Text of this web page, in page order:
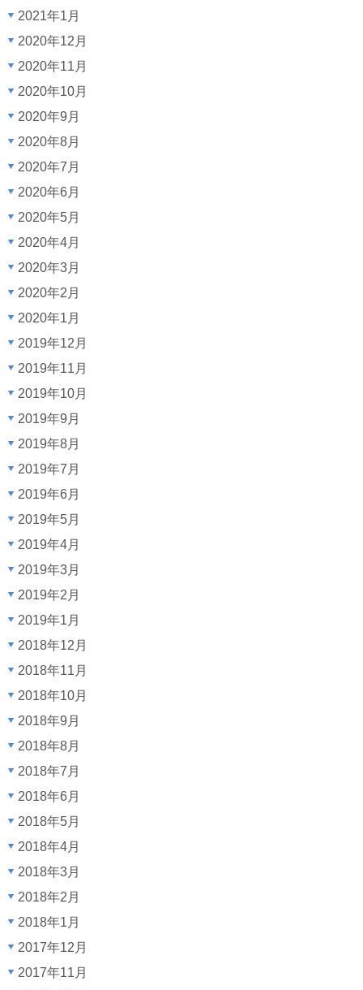
2021年1月
2020年12月
2020年11月
2020年10月
2020年9月
2020年8月
2020年7月
2020年6月
2020年5月
2020年4月
2020年3月
2020年2月
2020年1月
2019年12月
2019年11月
2019年10月
2019年9月
2019年8月
2019年7月
2019年6月
2019年5月
2019年4月
2019年3月
2019年2月
2019年1月
2018年12月
2018年11月
2018年10月
2018年9月
2018年8月
2018年7月
2018年6月
2018年5月
2018年4月
2018年3月
2018年2月
2018年1月
2017年12月
2017年11月